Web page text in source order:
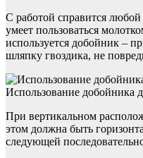
С работой справится
умеет пользоваться
используется добойник –
шляпку гвоздика, не
Использование добойника
При вертикальном
этом должна быть
следующей